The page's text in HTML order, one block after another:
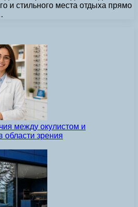
и стильного места отдыха прямо
между окулистом и
области зрения